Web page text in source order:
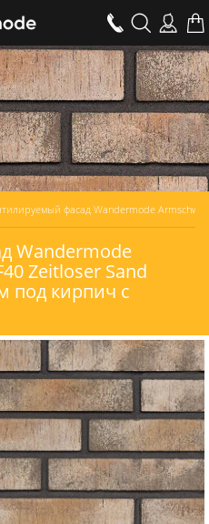
Wandermode
Zeitloser Sand
под кирпич с